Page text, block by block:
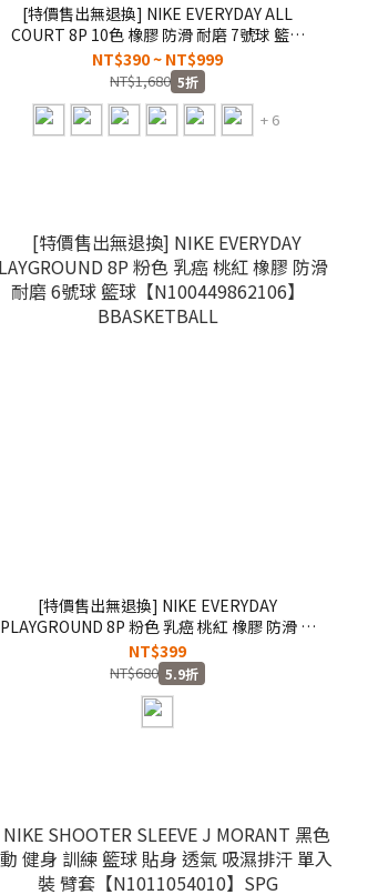
[特價售出無退換] NIKE EVERYDAY ALL
COURT 8P 10色 橡膠 防滑 耐磨 7號球 籃球
【N10043/N10082/N10070/N10043】
BBASKETBALL
NT$390 ~ NT$999
NT$1,680 5折
+ 6
[特價售出無退換] NIKE EVERYDAY
PLAYGROUND 8P 粉色 乳癌 桃紅 橡膠 防滑 耐
磨 6號球 籃球【N100449862106】
BBASKETBALL
NT$399
NT$680 5.9折